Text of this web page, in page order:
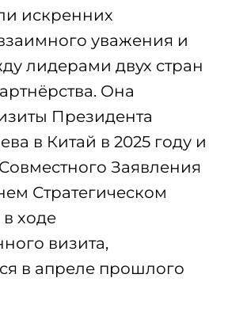
искренних
уважения и
лидерами двух стран
Она
Президента
в Китай в 2025 году и
Заявления
Стратегическом
ходе
визита,
в апреле прошлого